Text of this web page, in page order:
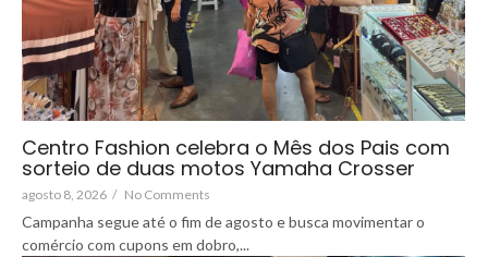
Centro Fashion celebra o Mês dos Pais com
sorteio de duas motos Yamaha Crosser
agosto 8, 2026 / No Comments
Campanha segue até o fim de agosto e busca movimentar o
comércio com cupons em dobro,...